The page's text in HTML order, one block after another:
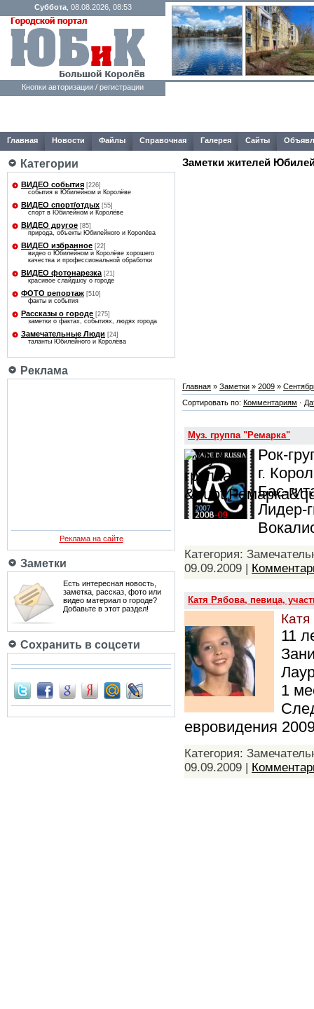
Суббота, 08.08.2026, 08:53
Кнопки авторизации / регистрации
Главная Новости Файлы Справочная Галерея Сайты
Категории
ВИДЕО события [226]
события в Юбилейном и Королёве
ВИДЕО спорт/отдых [55]
спорт в Юбилейном и Королёве
ВИДЕО другое [85]
природа, объекты Юбилейного и Королёва
ВИДЕО избранное [22]
видео о Юбилейном и Королёве хорошего
качества и профессиональной обработки
ВИДЕО фотонарезка [21]
красивое слайдшоу о городе
ФОТО репортаж [510]
факты и события
Рассказы о городе [275]
заметки о фактах, событиях, людях города
Замечательные Люди [24]
таланты Юбилейного и Королёва
Реклама
Реклама на сайте
Заметки
Есть интересная новость,
заметка, рассказ, фото или
видео материал о городе?
Добавьте в этот раздел!
Сохранить в соцсети
Заметки жителей
Главная » Заметки » 2009 »
Сортировать по: Комментариям ·
Муз. группа "Ремарка"
Рок-
г.
Бас-
Лидер-
Категория:
09.09.2009 |
Катя Рябова, певица,
11
1
евровидения
Категория:
09.09.2009 |